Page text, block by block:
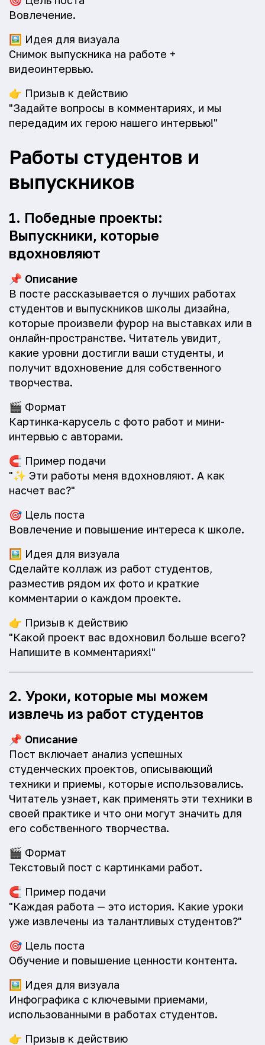
Вовлечение.
🖼️ Идея для визуала
Снимок выпускника на работе +
видеоинтервью.
👉 Призыв к действию
"Задайте вопросы в комментариях, и мы
передадим их герою нашего интервью!"
Работы студентов и
выпускников
1. Победные проекты:
Выпускники, которые
вдохновляют
📌 Описание
В посте рассказывается о лучших работах
студентов и выпускников школы дизайна,
которые произвели фурор на выставках или в
онлайн-пространстве. Читатель увидит,
какие уровни достигли ваши студенты, и
получит вдохновение для собственного
творчества.
🎬 Формат
Картинка-карусель с фото работ и мини-
интервью с авторами.
🧲 Пример подачи
"✨ Эти работы меня вдохновляют. А как
насчет вас?"
🎯 Цель поста
Вовлечение и повышение интереса к школе.
🖼️ Идея для визуала
Сделайте коллаж из работ студентов,
разместив рядом их фото и краткие
комментарии о каждом проекте.
👉 Призыв к действию
"Какой проект вас вдохновил больше всего?
Напишите в комментариях!"
2. Уроки, которые мы можем
извлечь из работ студентов
📌 Описание
Пост включает анализ успешных
студенческих проектов, описывающий
техники и приемы, которые использовались.
Читатель узнает, как применять эти техники в
своей практике и что они могут значить для
его собственного творчества.
🎬 Формат
Текстовый пост с картинками работ.
🧲 Пример подачи
"Каждая работа — это история. Какие уроки
уже извлечены из талантливых студентов?"
🎯 Цель поста
Обучение и повышение ценности контента.
🖼️ Идея для визуала
Инфографика с ключевыми приемами,
использованными в работах студентов.
👉 Призыв к действию